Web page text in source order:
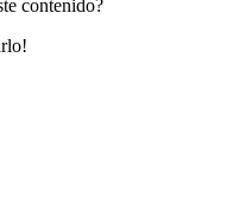
contenido?